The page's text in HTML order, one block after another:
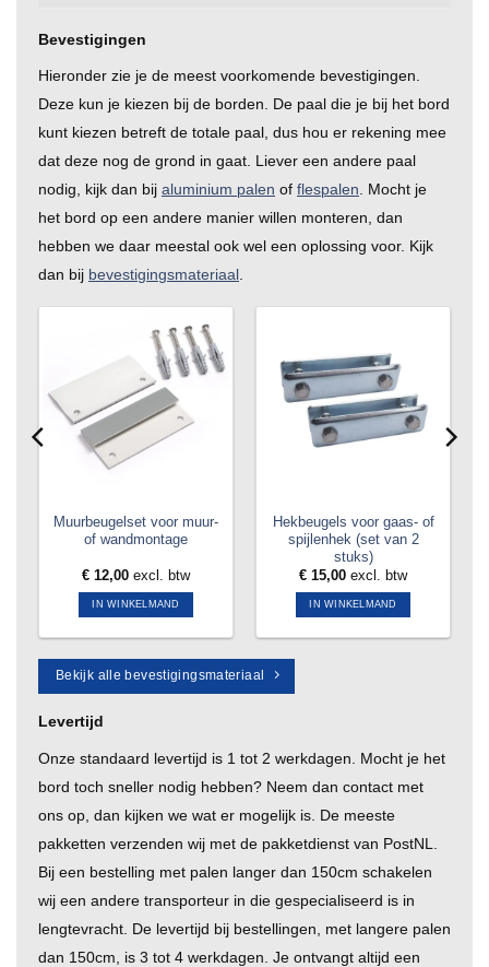
Bevestigingen
Hieronder zie je de meest voorkomende bevestigingen.
Deze kun je kiezen bij de borden. De paal die je bij het bord
kunt kiezen betreft de totale paal, dus hou er rekening mee
dat deze nog de grond in gaat. Liever een andere paal
nodig, kijk dan bij aluminium palen of flespalen. Mocht je
het bord op een andere manier willen monteren, dan
hebben we daar meestal ook wel een oplossing voor. Kijk
dan bij bevestigingsmateriaal .
Muurbeugelset voor muur-
of wandmontage
€ 12,00 excl. btw
IN WINKELMAND
Hekbeugels voor gaas- of
spijlenhek (set van 2
stuks)
€ 15,00 excl. btw
IN WINKELMAND
Bekijk alle bevestigingsmateriaal
Levertijd
Onze standaard levertijd is 1 tot 2 werkdagen. Mocht je het
bord toch sneller nodig hebben? Neem dan contact met
ons op, dan kijken we wat er mogelijk is. De meeste
pakketten verzenden wij met de pakketdienst van PostNL.
Bij een bestelling met palen langer dan 150cm schakelen
wij een andere transporteur in die gespecialiseerd is in
lengtevracht. De levertijd bij bestellingen, met langere palen
dan 150cm, is 3 tot 4 werkdagen. Je ontvangt altijd een